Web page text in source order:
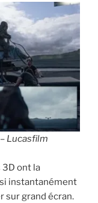
Lucasfilm
3D ont la
instantanément
sur grand écran.